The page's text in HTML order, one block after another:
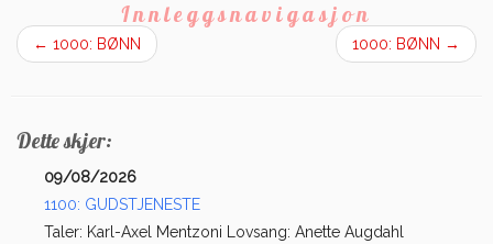
Innleggsnavigasjon
← 1000: BØNN 1000: BØNN →
Dette skjer:
09/08/2026
1100: GUDSTJENESTE
Taler: Karl-Axel Mentzoni Lovsang: Anette Augdahl